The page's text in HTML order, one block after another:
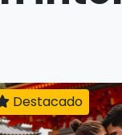
Destacado